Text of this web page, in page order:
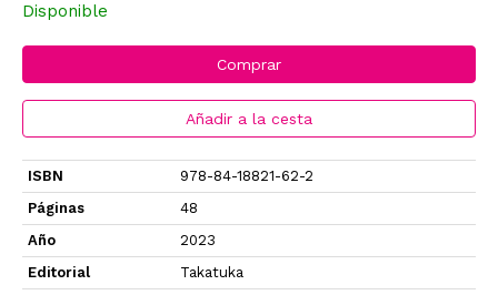
Disponible
Comprar
Añadir a la cesta
ISBN
978-84-18821-62-2
Páginas
48
Año
2023
Editorial
Takatuka